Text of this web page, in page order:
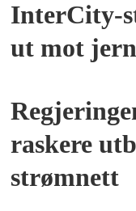
InterCity-
ut mot
raskere
strømnett